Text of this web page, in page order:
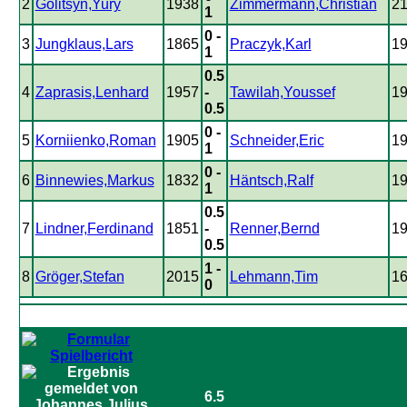
2 Golitsyn,Yury 1938
1
Zimmermann,Christian
3 Jungklaus,Lars 1865
0 -
1
Praczyk,Karl
4 Zaprasis,Lenhard 1957
0.5
-
0.5
Tawilah,Youssef
5 Korniienko,Roman 1905
0 -
1
Schneider,Eric
6 Binnewies,Markus 1832
0 -
1
Häntsch,Ralf
7 Lindner,Ferdinand 1851
0.5
-
0.5
Renner,Bernd
8 Gröger,Stefan 2015
1 -
0
Lehmann,Tim
6.5